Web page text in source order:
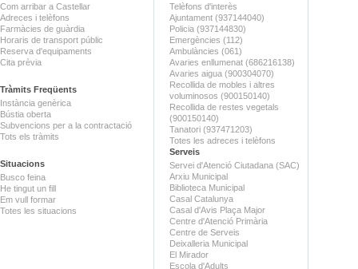
Com arribar a Castellar
Adreces i telèfons
Farmàcies de guàrdia
Horaris de transport públic
Reserva d'equipaments
Cita prèvia
Tràmits Freqüents
Instància genèrica
Bústia oberta
Subvencions per a la contractació
Tots els tràmits
Situacions
Busco feina
He tingut un fill
Em vull formar
Totes les situacions
Telèfons d'interès
Ajuntament (937144040)
Policia (937144830)
Emergències (112)
Ambulàncies (061)
Avaries enllumenat (686216138)
Avaries aigua (900304070)
Recollida de mobles i altres
voluminosos (900150140)
Recollida de restes vegetals
(900150140)
Tanatori (937471203)
Totes les adreces i telèfons
Serveis
Servei d'Atenció Ciutadana (SAC)
Arxiu Municipal
Biblioteca Municipal
Casal Catalunya
Casal d'Avis Plaça Major
Centre d'Atenció Primària
Centre de Serveis
Deixalleria Municipal
El Mirador
Escola d'Adults